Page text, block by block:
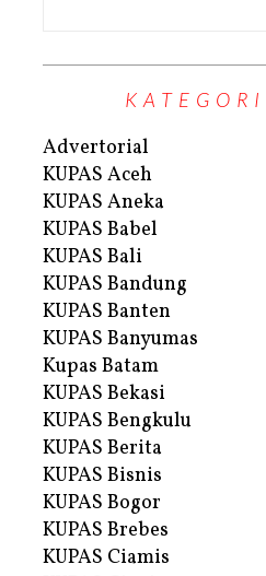
Advertorial
KUPAS Aceh
KUPAS Aneka
KUPAS Babel
KUPAS Bali
KUPAS Bandung
KUPAS Banten
KUPAS Banyumas
Kupas Batam
KUPAS Bekasi
KUPAS Bengkulu
KUPAS Berita
KUPAS Bisnis
KUPAS Bogor
KUPAS Brebes
KUPAS Ciamis